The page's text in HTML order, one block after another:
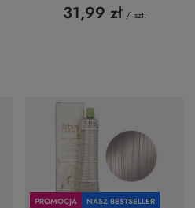
31,99 zł / szt.
PROMOCJA NASZ BESTSELLER